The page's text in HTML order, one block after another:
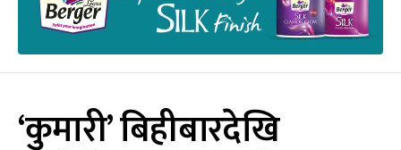
‘कुमारी’ बिहीबारदेखि